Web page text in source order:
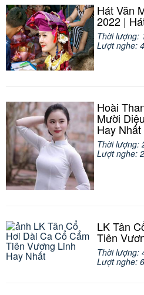
Hát Văn
2022 |
Thời lượng:
Lượt nghe:
Hoài
Mười
Hay Nhất
Thời lượng:
Lượt nghe:
LK Tân
Tiên
Thời lượng:
Lượt nghe: